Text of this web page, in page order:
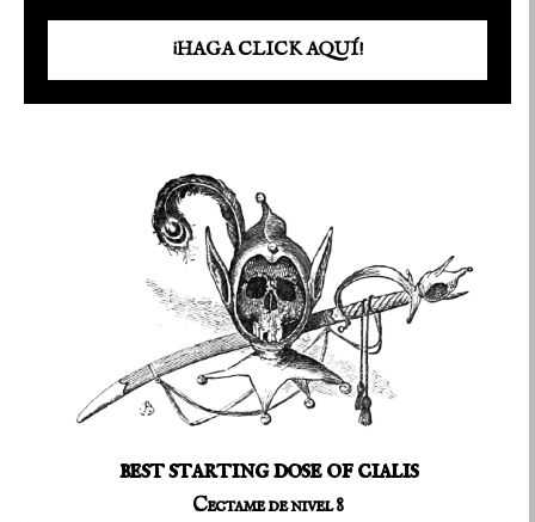
¡HAGA CLICK AQUÍ!
best starting dose of cialis
Cectame de nivel 8